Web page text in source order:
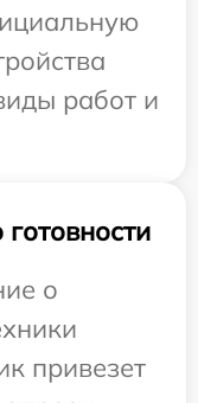
работ и
о
привезет